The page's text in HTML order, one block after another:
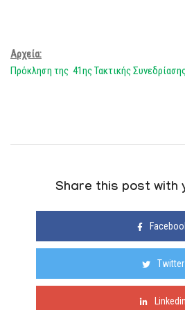
Αρχεία:
Πρόκληση της 41ης Τακτικής
Share this post with
Twitter
Linkedin